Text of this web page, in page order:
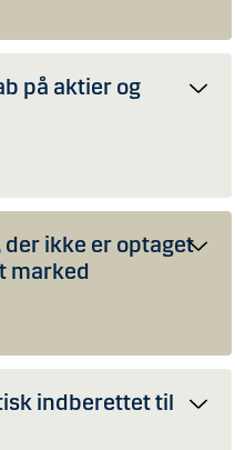
på aktier og
der ikke er optaget
marked
indberettet til